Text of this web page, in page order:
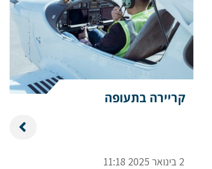
קריירה בתעופה
2 בינואר 2025 11:18